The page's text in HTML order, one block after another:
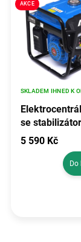
AKCE
se
avr, TAGRED
SKLADEM IHNED K
5 590 Kč
Do